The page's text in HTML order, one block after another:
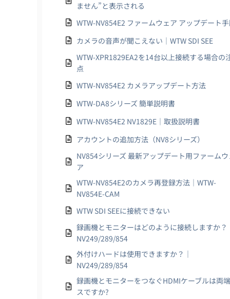
ません”と表示される
WTW-NV854E2 ファームウェア アップデート
カメラの音声が聞こえない｜WTW SDI SEE
WTW-XPR1829EA2を14台以上接続する場合の
点
WTW-NV854E2 カメラアップデート方法
WTW-DA8シリーズ 簡単説明書
WTW-NV854E2 NV1829E｜取扱説明書
アカウントの追加方法（NV8シリーズ）
NV854シリーズ 最新アップデート用ファーム
ア
WTW-NV854E2のカメラ再登録方法｜WTW-
NV854E-CAM
WTW SDI SEEに接続できない
録画機とモニターはどのように接続しますか？
NV249/289/854
外付けハードは使用できますか？｜
NV249/289/854
録画機とモニターをつなぐHDMIケーブルは両
スですか?